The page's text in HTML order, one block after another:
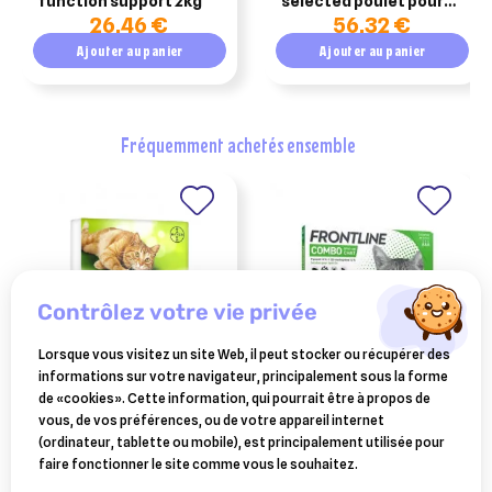
26,46 €
Ajouter au panier
chat stérilisé 7kg
56,32 €
Ajouter au panier
fréquemment achetés ensemble
VÉTOQUINOL
drontal chat duo vermifuge
4 comprimés
11,66 €
FRONTLINE
frontline combo pour chat
3 pipettes
15,99 €
contrôlez votre vie privée
Lorsque vous visitez un site Web, il peut stocker ou récupérer des
informations sur votre navigateur, principalement sous la forme
de «cookies». Cette information, qui pourrait être à propos de
vous, de vos préférences, ou de votre appareil internet
(ordinateur, tablette ou mobile), est principalement utilisée pour
faire fonctionner le site comme vous le souhaitez.